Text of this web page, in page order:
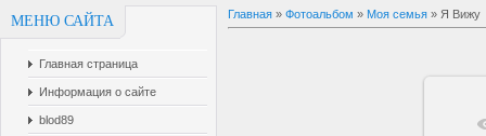
МЕНЮ САЙТА
Главная страница
Информация о сайте
blod89
Главная » Фотоальбом » Моя семья » Я Вижу
В